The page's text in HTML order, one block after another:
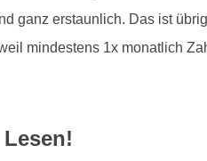
ganz erstaunlich. Das ist
mindestens 1x monatlich